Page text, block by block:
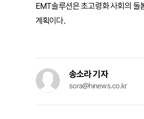
EMT솔루션은 초고령화 사회의 돌
계획이다.
송소라 기자
sora@hinews.co.kr